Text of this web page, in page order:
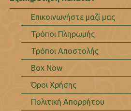
Επικοινωνήστε μαζί μας
Τρόποι Πληρωμής
Τρόποι Αποστολής
Box Now
Όροι Χρήσης
Πολιτική Απορρήτου